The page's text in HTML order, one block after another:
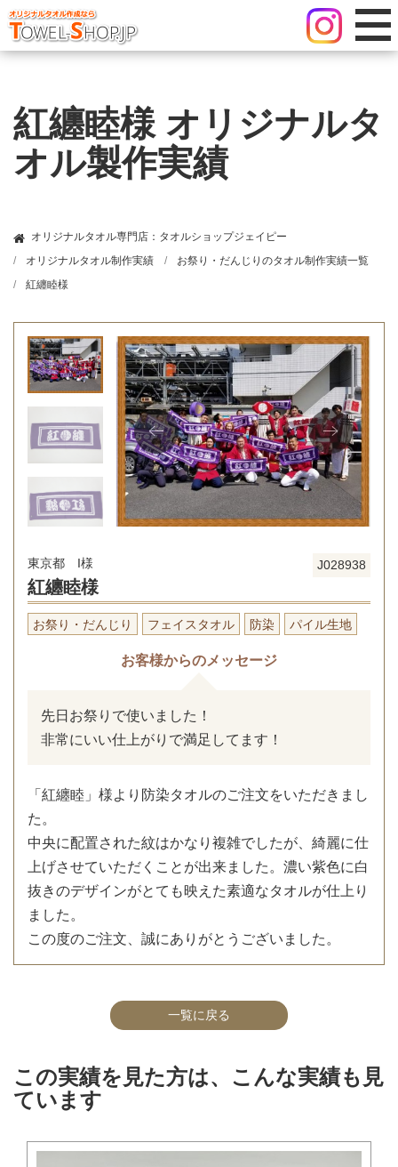
紅纏睦様 オリジナルタ
オル製作実績
オリジナルタオル専門店：タオルショップジェイピー
オリジナルタオル制作実績
お祭り・だんじりのタオル制作実績一覧
紅纏睦様
J028938
東京都 I様
紅纏睦様
お祭り・だんじり フェイスタオル 防染 パイル生地
お客様からのメッセージ
先日お祭りで使いました！
非常にいい仕上がりで満足してます！
「紅纏睦」様より防染タオルのご注文をいただきまし
た。
中央に配置された紋はかなり複雑でしたが、綺麗に仕
上げさせていただくことが出来ました。濃い紫色に白
抜きのデザインがとても映えた素適なタオルが仕上り
ました。
この度のご注文、誠にありがとうございました。
一覧に戻る
この実績を見た方は、こんな実績も見
ています